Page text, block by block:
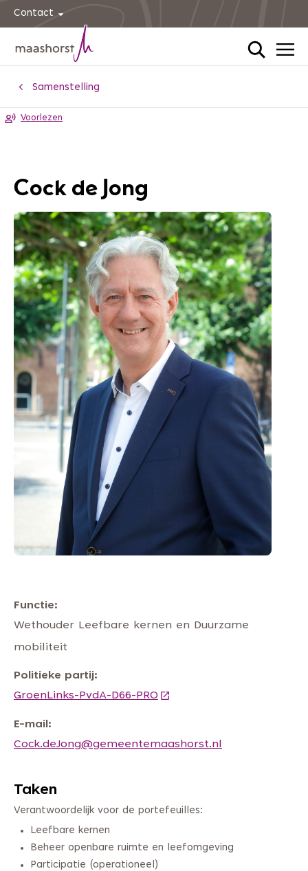
Contact
HomeSamenstelling
Voorlezen
Cock de Jong
Functie
Wethouder Leefbare kernen en Duurzame
mobiliteit
Politieke partij
GroenLinks-PvdA-D66-PRO (Deze link gaat naar een
E-mail
Cock.deJong@gemeentemaashorst.nl
Taken
Verantwoordelijk voor de portefeuilles:
Leefbare kernen
Beheer openbare ruimte en leefomgeving
Participatie (operationeel)